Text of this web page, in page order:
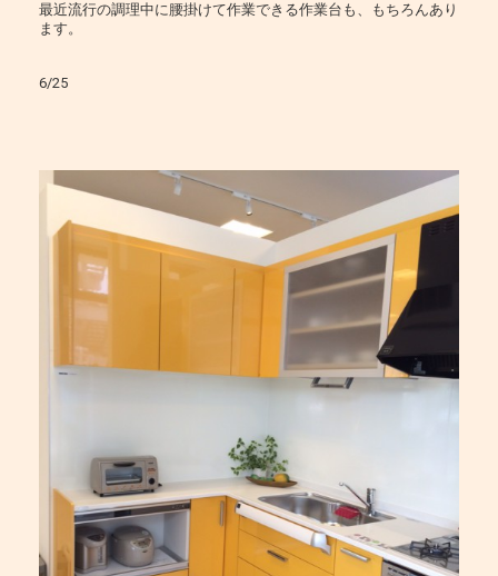
最近流行の調理中に腰掛けて作業できる作業台も、もちろんあり
ます。
6/25